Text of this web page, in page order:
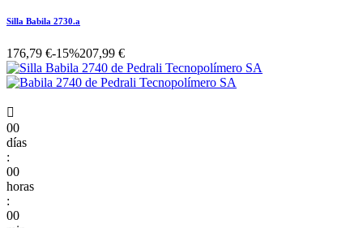
Silla Babila 2730.a
176,79 €-15%207,99 €

00
días
:
00
horas
:
00